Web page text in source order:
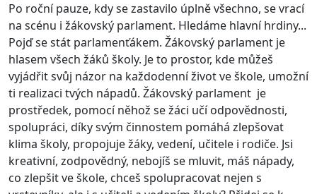
Po roční pauze, kdy se zastavilo úplně všechno, se vrací
na scénu i žákovský parlament. Hledáme hlavní hrdiny...
Pojď se stát parlamenťákem. Žákovský parlament je
hlasem všech žáků školy. Je to prostor, kde můžeš
vyjádřit svůj názor na každodenní život ve škole, umožní
ti realizaci tvých nápadů. Žákovský parlament je
prostředek, pomocí něhož se žáci učí odpovědnosti,
spolupráci, díky svým činnostem pomáhá zlepšovat
klima školy, propojuje žáky, vedení, učitele i rodiče. Jsi
kreativní, zodpovědný, nebojíš se mluvit, máš nápady,
co zlepšit ve škole, chceš spolupracovat nejen s